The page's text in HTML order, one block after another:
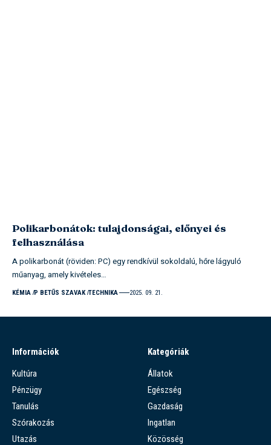
Polikarbonátok: tulajdonságai, előnyei és
felhasználása
A polikarbonát (röviden: PC) egy rendkívül sokoldalú, hőre lágyuló
műanyag, amely kivételes…
KÉMIA P BETŰS SZAVAK TECHNIKA 2025. 09. 21.
Információk
Kultúra
Pénzügy
Tanulás
Szórakozás
Utazás
Kategóriák
Állatok
Egészség
Gazdaság
Ingatlan
Közösség